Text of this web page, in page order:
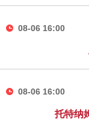
08-06 16:00
08-06 16:00
托特纳